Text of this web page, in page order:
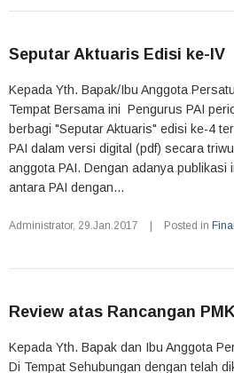
Seputar Aktuaris Edisi ke-IV
Kepada Yth. Bapak/Ibu Anggota
Tempat Bersama ini Pengurus PAI
berbagi "Seputar Aktuaris" edisi ke-4
PAI dalam versi digital (pdf) secara
anggota PAI. Dengan adanya publikasi
antara PAI dengan...
Administrator, 29.Jan.2017 Posted in
Review atas Rancangan
Kepada Yth. Bapak dan Ibu Anggota
Di Tempat Sehubungan dengan telah